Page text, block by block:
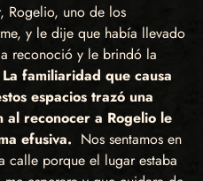
Rogelio, uno de los
y le dije que había llevado
reconoció y le brindó la
La familiaridad que causa
espacios trazó una
al reconocer a Rogelio le
efusiva. Nos sentamos en
calle porque el lugar estaba